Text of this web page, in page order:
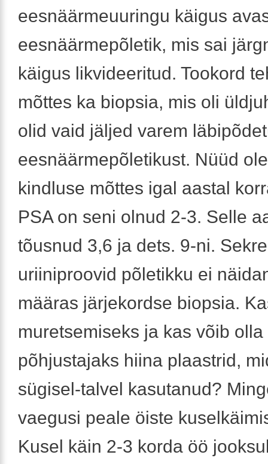
eesnäärmeuuringu käigus
eesnäärmepõletik, mis sai
käigus likvideeritud. Tookord
mõttes ka biopsia, mis oli
olid vaid jäljed varem
eesnäärmepõletikust. Nüüd
kindluse mõttes igal aastal
PSA on seni olnud 2-3. Selle
tõusnud 3,6 ja dets. 9-ni.
uriiniproovid põletikku ei
määras järjekordse biopsia.
muretsemiseks ja kas võib olla
põhjustajaks hiina plaastrid,
sügisel-talvel kasutanud?
vaegusi peale öiste
Kusel käin 2-3 korda öö